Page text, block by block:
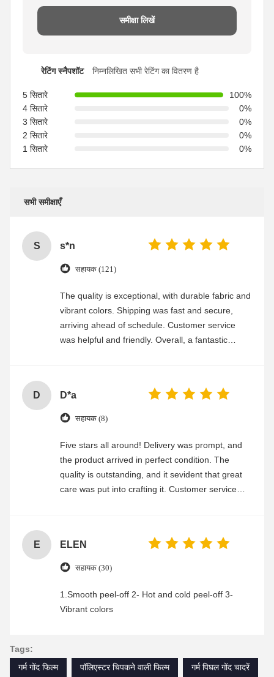
समीक्षा लिखें
रेटिंग स्नैपशॉट निम्नलिखित सभी रेटिंग का वितरण है
5 सितारे
100%
4 सितारे
0%
3 सितारे
0%
2 सितारे
0%
1 सितारे
0%
सभी समीक्षाएँ
S s*n
सहायक (121)
The quality is exceptional, with durable fabric and
vibrant colors. Shipping was fast and secure,
arriving ahead of schedule. Customer service
was helpful and friendly. Overall, a fantastic
D D*a
सहायक (8)
Five stars all around! Delivery was prompt, and
the product arrived in perfect condition. The
quality is outstanding, and it sevident that great
care was put into crafting it. Customer service
E ELEN
सहायक (30)
1.Smooth peel-off 2- Hot and cold peel-off 3-
Vibrant colors
Tags:
गर्म गोंद फिल्म
पॉलिएस्टर चिपकने वाली फिल्म गर्म पिघल गोंद चादरें